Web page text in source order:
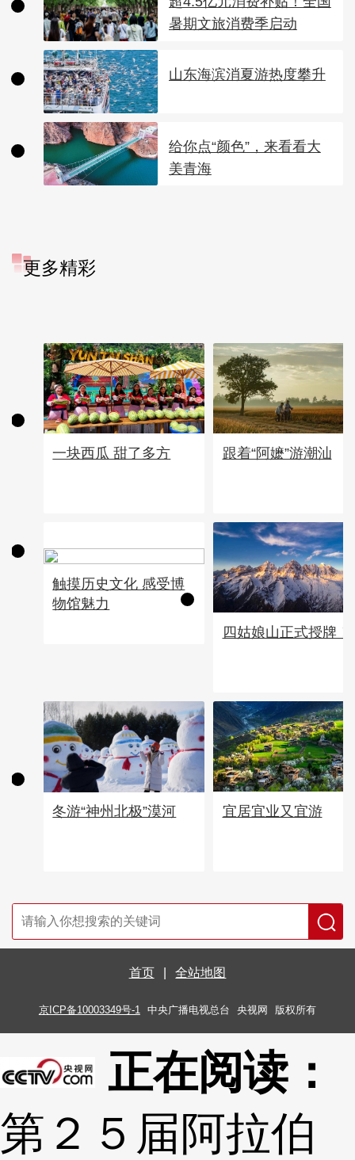
暑期文旅消费季启动
山东海滨消夏游热度攀升
给你点“颜色”，来看看大
美青海
更多精彩
一块西瓜 甜了多方 跟着“阿嬷”游潮汕
触摸历史文化 感受博
物馆魅力
四姑娘山正式授牌！
冬游“神州北极”漠河 宜居宜业又宜游
首页 全站地图
京ICP备10003349号-1 中央广播电视总台 央视网 版权所有
正在阅读：
第２５届阿拉伯